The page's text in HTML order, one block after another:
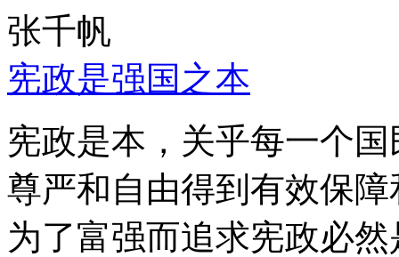
张千帆
宪政是强国之本
宪政是本，关乎每一个
尊严和自由得到有效保
为了富强而追求宪政必